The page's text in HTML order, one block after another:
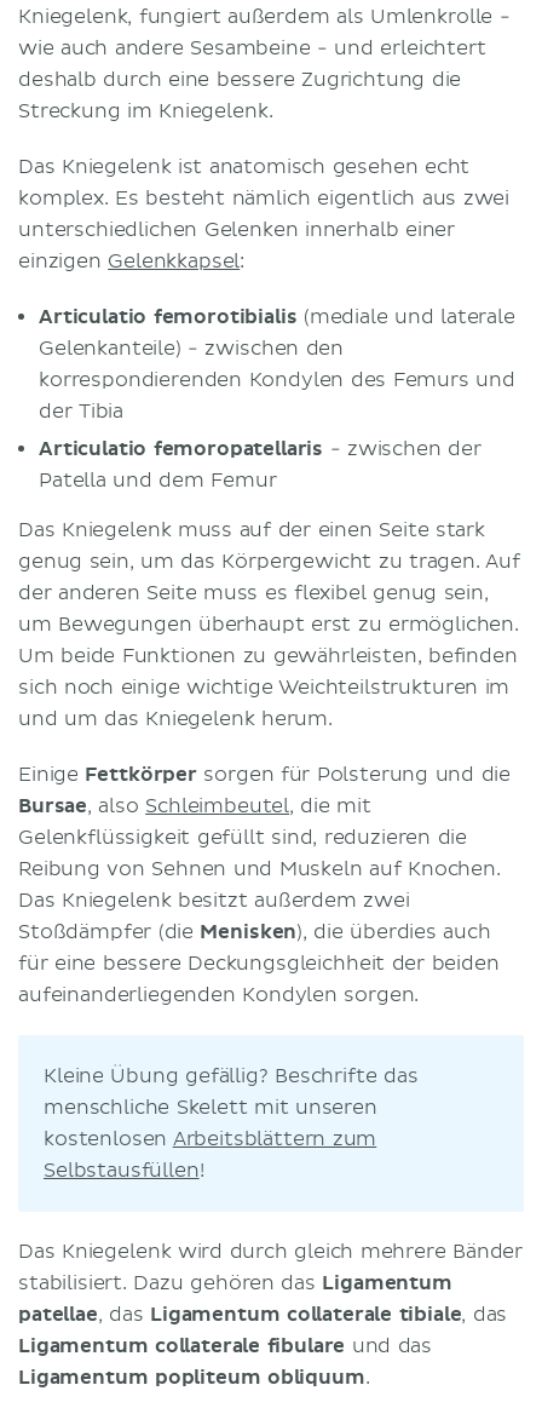
Kniegelenk, fungiert außerdem als Umlenkrolle -
wie auch andere Sesambeine - und erleichtert
deshalb durch eine bessere Zugrichtung die
Streckung im Kniegelenk.
Das Kniegelenk ist anatomisch gesehen echt
komplex. Es besteht nämlich eigentlich aus zwei
unterschiedlichen Gelenken innerhalb einer
einzigen Gelenkkapsel:
Articulatio femorotibialis (mediale und laterale
Gelenkanteile) - zwischen den
korrespondierenden Kondylen des Femurs und
der Tibia
Articulatio femoropatellaris - zwischen der
Patella und dem Femur
Das Kniegelenk muss auf der einen Seite stark
genug sein, um das Körpergewicht zu tragen. Auf
der anderen Seite muss es flexibel genug sein,
um Bewegungen überhaupt erst zu ermöglichen.
Um beide Funktionen zu gewährleisten, befinden
sich noch einige wichtige Weichteilstrukturen im
und um das Kniegelenk herum.
Einige Fettkörper sorgen für Polsterung und die
Bursae, also Schleimbeutel, die mit
Gelenkflüssigkeit gefüllt sind, reduzieren die
Reibung von Sehnen und Muskeln auf Knochen.
Das Kniegelenk besitzt außerdem zwei
Stoßdämpfer (die Menisken), die überdies auch
für eine bessere Deckungsgleichheit der beiden
aufeinanderliegenden Kondylen sorgen.
Kleine Übung gefällig? Beschrifte das
menschliche Skelett mit unseren
kostenlosen Arbeitsblättern zum
Selbstausfüllen!
Das Kniegelenk wird durch gleich mehrere Bänder
stabilisiert. Dazu gehören das Ligamentum
patellae, das Ligamentum collaterale tibiale, das
Ligamentum collaterale fibulare und das
Ligamentum popliteum obliquum.